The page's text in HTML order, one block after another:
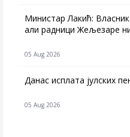
Министар Лакић:
али радници Жељезаре
05 Aug 2026
Данас исплата јулских
05 Aug 2026